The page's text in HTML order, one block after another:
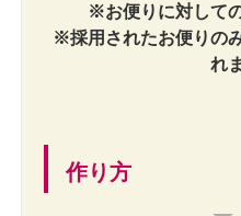
※お便りに対して
※採用されたお便りの
れ
作り方